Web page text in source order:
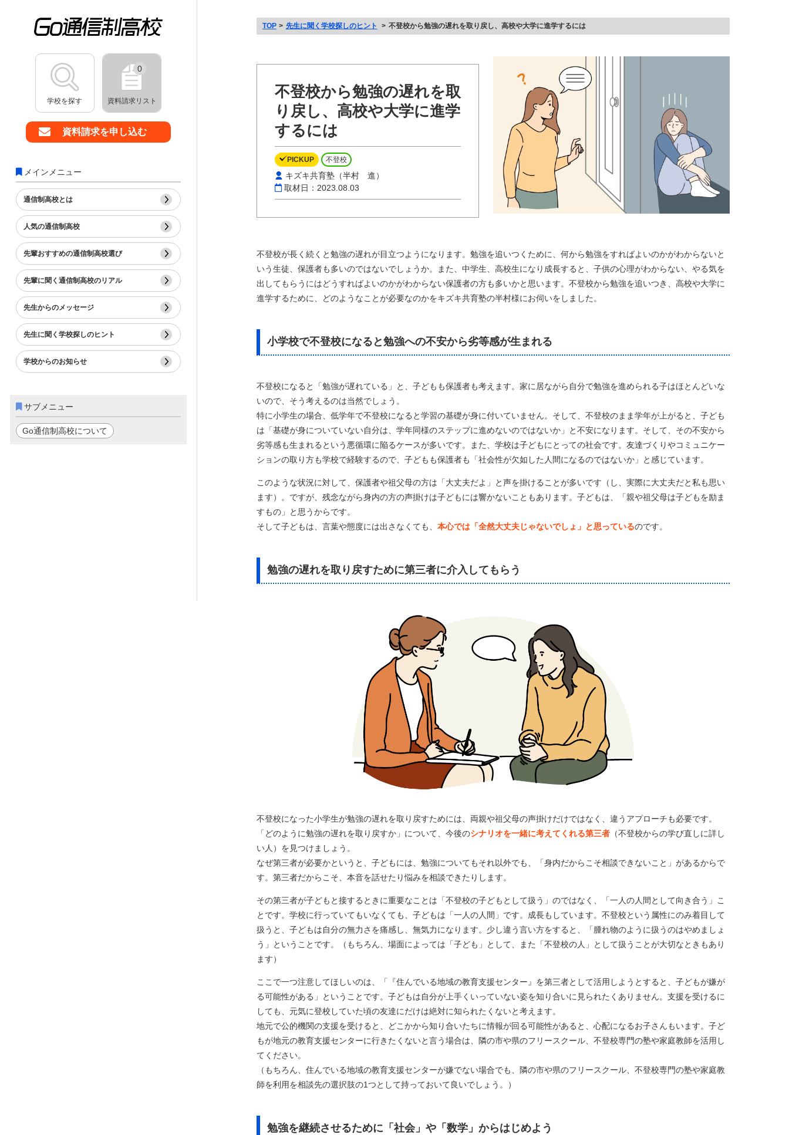
学校を探す
0
資料請求リスト
資料請求を申し込む
メインメニュー
通信制高校とは
人気の通信制高校
先輩おすすめの通信制高校選び
先輩に聞く通信制高校のリアル
先生からのメッセージ
先生に聞く学校探しのヒント
学校からのお知らせ
サブメニュー
Go通信制高校について
TOP 先生に聞く学校探しのヒント 不登校から勉強の遅れを取り戻し、高校や大学に進学するには
不登校から勉強の遅れを取
り戻し、高校や大学に進学
するには
PICKUP 不登校
キズキ共育塾（半村 進）
取材日：2023.08.03
不登校が長く続くと勉強の遅れが目立つようになります。勉強を追いつくために、何から勉強をすればよいのかがわからないと
いう生徒、保護者も多いのではないでしょうか。また、中学生、高校生になり成長すると、子供の心理がわからない、やる気を
出してもらうにはどうすればよいのかがわからない保護者の方も多いかと思います。不登校から勉強を追いつき、高校や大学に
進学するために、どのようなことが必要なのかをキズキ共育塾の半村様にお伺いをしました。
小学校で不登校になると勉強への不安から劣等感が生まれる
不登校になると「勉強が遅れている」と、子どもも保護者も考えます。家に居ながら自分で勉強を進められる子はほとんどいな
いので、そう考えるのは当然でしょう。
特に小学生の場合、低学年で不登校になると学習の基礎が身に付いていません。そして、不登校のまま学年が上がると、子ども
は「基礎が身についていない自分は、学年同様のステップに進めないのではないか」と不安になります。そして、その不安から
劣等感も生まれるという悪循環に陥るケースが多いです。また、学校は子どもにとっての社会です。友達づくりやコミュニケー
ションの取り方も学校で経験するので、子どもも保護者も「社会性が欠如した人間になるのではないか」と感じています。
このような状況に対して、保護者や祖父母の方は「大丈夫だよ」と声を掛けることが多いです（し、実際に大丈夫だと私も思い
ます）。ですが、残念ながら身内の方の声掛けは子どもには響かないこともあります。子どもは、「親や祖父母は子どもを励ま
すもの」と思うからです。
そして子どもは、言葉や態度には出さなくても、 本心では「全然大丈夫じゃないでしょ」と思っているのです。
勉強の遅れを取り戻すために第三者に介入してもらう
不登校になった小学生が勉強の遅れを取り戻すためには、両親や祖父母の声掛けだけではなく、違うアプローチも必要です。
「どのように勉強の遅れを取り戻すか」について、今後のシナリオを一緒に考えてくれる第三者（不登校からの学び直しに詳し
い人）を見つけましょう。
なぜ第三者が必要かというと、子どもには、勉強についてもそれ以外でも、「身内だからこそ相談できないこと」があるからで
す。第三者だからこそ、本音を話せたり悩みを相談できたりします。
その第三者が子どもと接するときに重要なことは「不登校の子どもとして扱う」のではなく、「一人の人間として向き合う」こ
とです。学校に行っていてもいなくても、子どもは「一人の人間」です。成長もしています。不登校という属性にのみ着目して
扱うと、子どもは自分の無力さを痛感し、無気力になります。少し違う言い方をすると、「腫れ物のように扱うのはやめましょ
う」ということです。（もちろん、場面によっては「子ども」として、また「不登校の人」として扱うことが大切なときもあり
ます）
ここで一つ注意してほしいのは、「『住んでいる地域の教育支援センター』を第三者として活用しようとすると、子どもが嫌が
る可能性がある」ということです。子どもは自分が上手くいっていない姿を知り合いに見られたくありません。支援を受けるに
しても、元気に登校していた頃の友達にだけは絶対に知られたくないと考えます。
地元で公的機関の支援を受けると、どこかから知り合いたちに情報が回る可能性があると、心配になるお子さんもいます。子ど
もが地元の教育支援センターに行きたくないと言う場合は、隣の市や県のフリースクール、不登校専門の塾や家庭教師を活用し
てください。
（もちろん、住んでいる地域の教育支援センターが嫌でない場合でも、隣の市や県のフリースクール、不登校専門の塾や家庭教
師を利用を相談先の選択肢の1つとして持っておいて良いでしょう。）
勉強を継続させるために「社会」や「数学」からはじめよう